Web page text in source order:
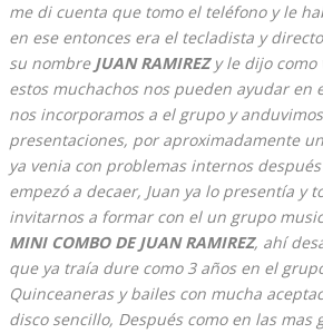
me di cuenta que tomo el teléfono y le
en ese entonces era el tecladista y
su nombre JUAN RAMIREZy le dijo como
estos muchachos nos pueden ayudar en
nos incorporamos a el grupo y
presentaciones, por aproximadamente
ya venia con problemas internos
empezó a decaer, Juan ya lo presentía y
invitarnos a formar con el un grupo
MINI COMBO DE JUAN RAMIREZ, ahí
que ya traía dure como 3 años en el
Quinceaneras y bailes con mucha
disco sencillo, Después como en las